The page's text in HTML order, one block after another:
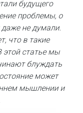
будущего
проблемы, о
не думали.
что в такие
статье мы
блуждать
может
мышлении и